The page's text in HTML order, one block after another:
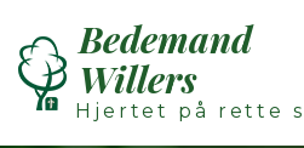
Bedemand
Willers
Hjertet på rette